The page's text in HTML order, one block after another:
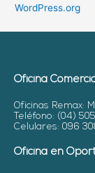
WordPress.org
Oficina
Oficinas Remax:
Teléfono: (04)
Celulares: 096
Oficina en